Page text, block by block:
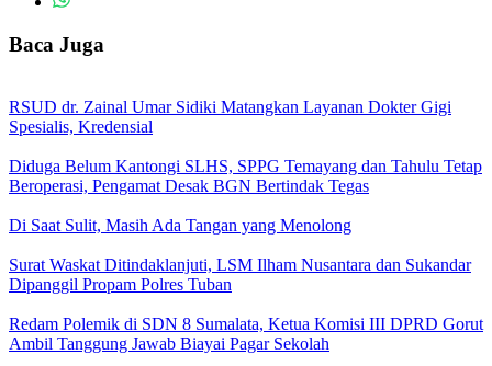
Baca Juga
RSUD dr. Zainal Umar Sidiki Matangkan Layanan Dokter Gigi
Spesialis, Kredensial
Diduga Belum Kantongi SLHS, SPPG Temayang dan Tahulu Tetap
Beroperasi, Pengamat Desak BGN Bertindak Tegas
Di Saat Sulit, Masih Ada Tangan yang Menolong
Surat Waskat Ditindaklanjuti, LSM Ilham Nusantara dan Sukandar
Dipanggil Propam Polres Tuban
Redam Polemik di SDN 8 Sumalata, Ketua Komisi III DPRD Gorut
Ambil Tanggung Jawab Biayai Pagar Sekolah